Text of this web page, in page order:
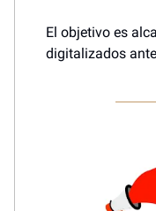
El objetivo es
digitalizados